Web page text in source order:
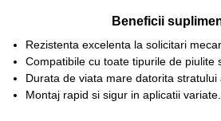
Beneficii
Rezistenta excelenta la solicitari
Compatibile cu toate tipurile de piulite
Durata de viata mare datorita stratului
Montaj rapid si sigur in aplicatii variate.